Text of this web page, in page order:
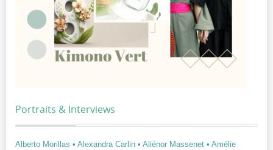
Portraits & Interviews
Alberto Morillas • Alexandra Carlin • Aliénor Massenet • Amélie